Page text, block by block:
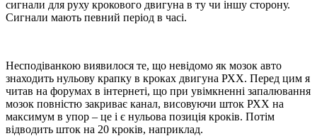
сигнали для руху крокового двигуна в ту чи іншу сторону.
Сигнали мають певний період в часі.
Несподіванкою виявилося те, що невідомо як мозок авто
знаходить нульову крапку в кроках двигуна РХХ. Перед цим я
читав на форумах в інтернеті, що при увімкненні запалювання
мозок повністю закриває канал, висовуючи шток РХХ на
максимум в упор – це і є нульова позиція кроків. Потім
відводить шток на 20 кроків, наприклад.